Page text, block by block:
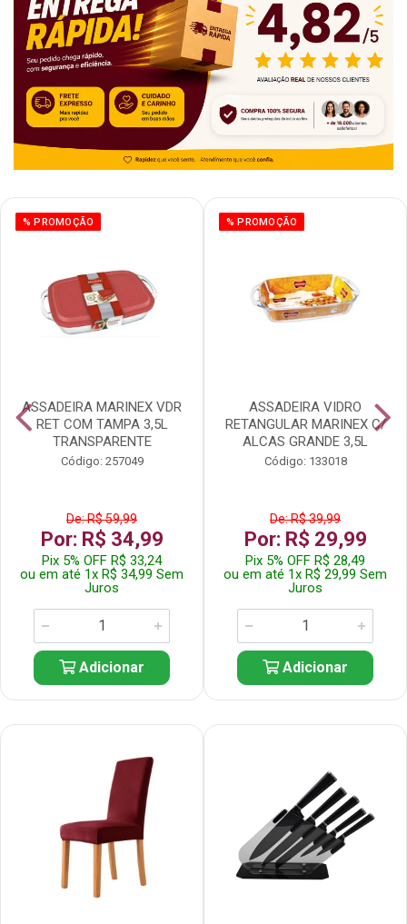
% PROMOÇÃO
ASSADEIRA MARINEX VDR
RET COM TAMPA 3,5L
TRANSPARENTE
Código: 257049
De: R$ 59,99
Por: R$ 34,99
Pix 5% OFF R$ 33,24
ou em até 1x R$ 34,99 Sem
Juros
Adicionar
% PROMOÇÃO
ASSADEIRA VIDRO
RETANGULAR MARINEX C/
ALCAS GRANDE 3,5L
Código: 133018
De: R$ 39,99
Por: R$ 29,99
Pix 5% OFF R$ 28,49
ou em até 1x R$ 29,99 Sem
Juros
Adicionar